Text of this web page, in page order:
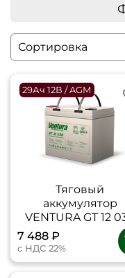
29Ач 12В / AGM
Тяговый
аккумулятор
VENTURA GT 12
7 488 ₽
с НДС 22%